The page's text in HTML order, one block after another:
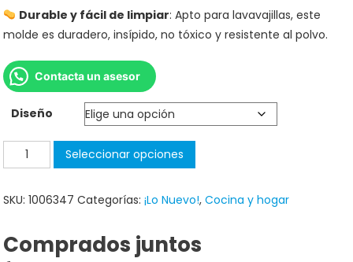
Durable y fácil de limpiar: Apto para lavavajillas, este
molde es duradero, insípido, no tóxico y resistente al polvo.
Contacta un asesor
Diseño
Seleccionar opciones
SKU:1006347 Categorías:¡Lo Nuevo!,Cocina y hogar
Comprados juntos